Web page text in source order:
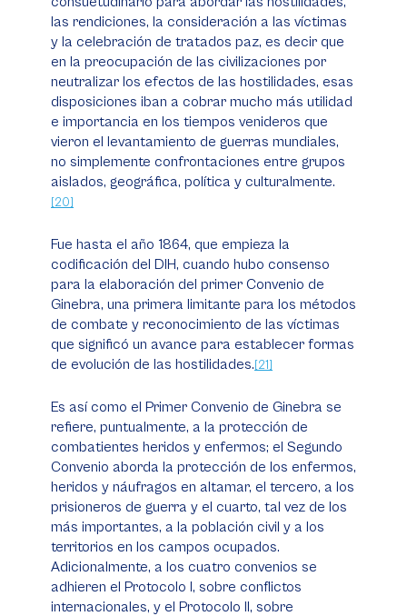
las rendiciones, la consideración a las víctimas
y la celebración de tratados paz, es decir que
en la preocupación de las civilizaciones por
neutralizar los efectos de las hostilidades, esas
disposiciones iban a cobrar mucho más utilidad
e importancia en los tiempos venideros que
vieron el levantamiento de guerras mundiales,
no simplemente confrontaciones entre grupos
aislados, geográfica, política y culturalmente.
[20]
Fue hasta el año 1864, que empieza la
codificación del DIH, cuando hubo consenso
para la elaboración del primer Convenio de
Ginebra, una primera limitante para los métodos
de combate y reconocimiento de las víctimas
que significó un avance para establecer formas
de evolución de las hostilidades.[21]
Es así como el Primer Convenio de Ginebra se
refiere, puntualmente, a la protección de
combatientes heridos y enfermos; el Segundo
Convenio aborda la protección de los enfermos,
heridos y náufragos en altamar, el tercero, a los
prisioneros de guerra y el cuarto, tal vez de los
más importantes, a la población civil y a los
territorios en los campos ocupados.
Adicionalmente, a los cuatro convenios se
adhieren el Protocolo I, sobre conflictos
internacionales, y el Protocolo II, sobre